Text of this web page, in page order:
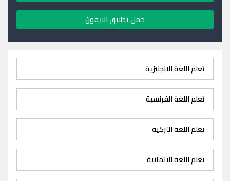
حمل تطبيق الايفون
تعلم اللغة الانجليزية
تعلم اللغة الفرنسية
تعلم اللغة التركية
تعلم اللغة الالمانية